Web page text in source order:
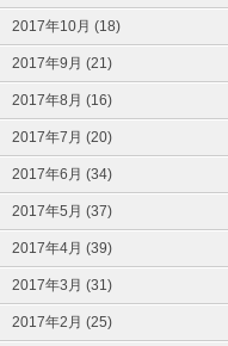
2017年10月 (18)
2017年9月 (21)
2017年8月 (16)
2017年7月 (20)
2017年6月 (34)
2017年5月 (37)
2017年4月 (39)
2017年3月 (31)
2017年2月 (25)